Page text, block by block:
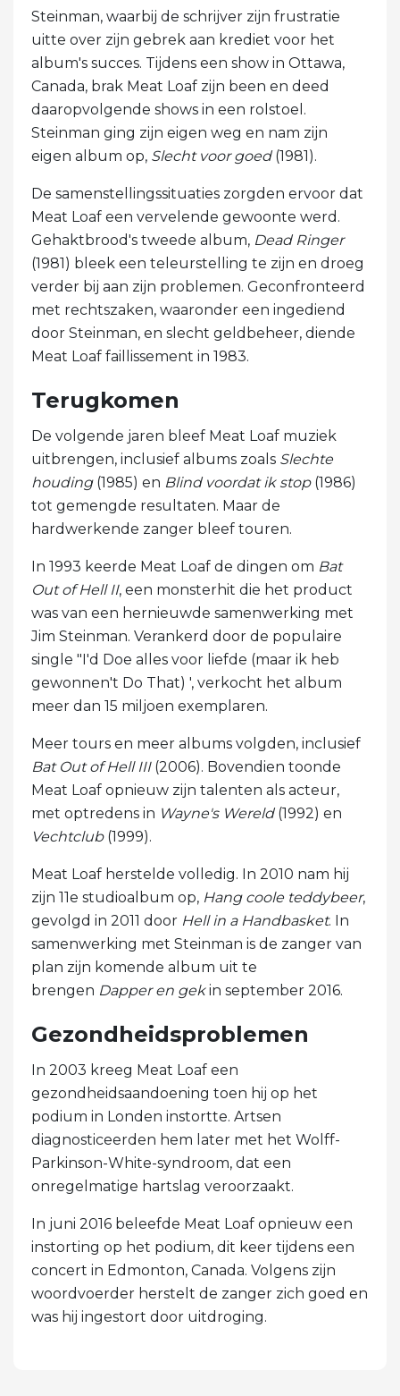
Steinman, waarbij de schrijver zijn frustratie
uitte over zijn gebrek aan krediet voor het
album's succes. Tijdens een show in Ottawa,
Canada, brak Meat Loaf zijn been en deed
daaropvolgende shows in een rolstoel.
Steinman ging zijn eigen weg en nam zijn
eigen album op, Slecht voor goed(1981).
De samenstellingssituaties zorgden ervoor dat
Meat Loaf een vervelende gewoonte werd.
Gehaktbrood's tweede album, Dead Ringer
(1981) bleek een teleurstelling te zijn en droeg
verder bij aan zijn problemen. Geconfronteerd
met rechtszaken, waaronder een ingediend
door Steinman, en slecht geldbeheer, diende
Meat Loaf faillissement in 1983.
Terugkomen
De volgende jaren bleef Meat Loaf muziek
uitbrengen, inclusief albums zoals Slechte
houding(1985) en Blind voordat ik stop(1986)
tot gemengde resultaten. Maar de
hardwerkende zanger bleef touren.
In 1993 keerde Meat Loaf de dingen om Bat
Out of Hell II, een monsterhit die het product
was van een hernieuwde samenwerking met
Jim Steinman. Verankerd door de populaire
single "I'd Doe alles voor liefde (maar ik heb
gewonnen't Do That) ', verkocht het album
meer dan 15 miljoen exemplaren.
Meer tours en meer albums volgden, inclusief
Bat Out of Hell III(2006). Bovendien toonde
Meat Loaf opnieuw zijn talenten als acteur,
met optredens in Wayne's Wereld(1992) en
Vechtclub(1999).
Meat Loaf herstelde volledig. In 2010 nam hij
zijn 11e studioalbum op, Hang coole teddybeer,
gevolgd in 2011 door Hell in a Handbasket. In
samenwerking met Steinman is de zanger van
plan zijn komende album uit te
brengen Dapper en gekin september 2016.
Gezondheidsproblemen
In 2003 kreeg Meat Loaf een
gezondheidsaandoening toen hij op het
podium in Londen instortte. Artsen
diagnosticeerden hem later met het Wolff-
Parkinson-White-syndroom, dat een
onregelmatige hartslag veroorzaakt.
In juni 2016 beleefde Meat Loaf opnieuw een
instorting op het podium, dit keer tijdens een
concert in Edmonton, Canada. Volgens zijn
woordvoerder herstelt de zanger zich goed en
was hij ingestort door uitdroging.